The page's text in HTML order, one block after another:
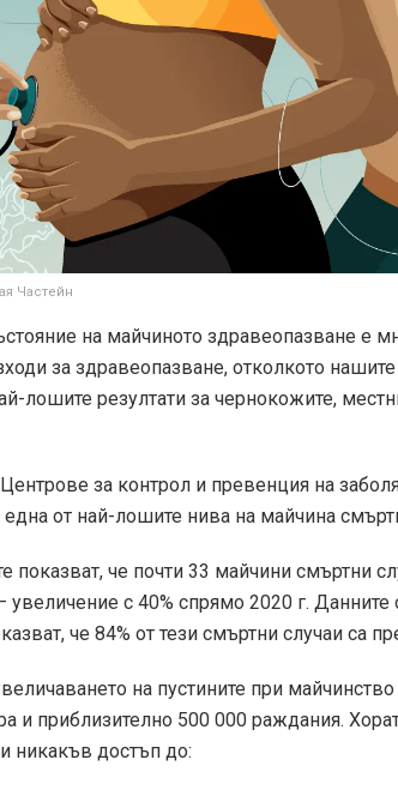
Частейн
на майчиното здравеопазване е
за здравеопазване, отколкото
лошите резултати за чернокожите,
Центрове за контрол и превенция на
от най-лошите нива на майчина
показват, че почти 33 майчини смъртни
увеличение с 40% спрямо 2020 г.
че 84% от тези смъртни случаи са
на пустините при
и приблизително 500 000 раждания.
никакъв достъп до: